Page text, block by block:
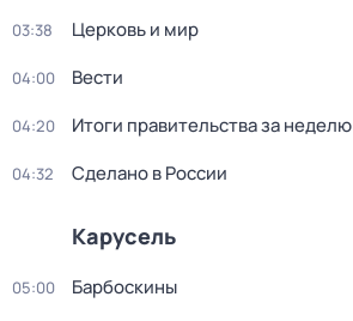
03:38 Церковь и мир
04:00 Вести
04:20 Итоги правительства за неделю
04:32 Сделано в России
Карусель
05:00 Барбоскины